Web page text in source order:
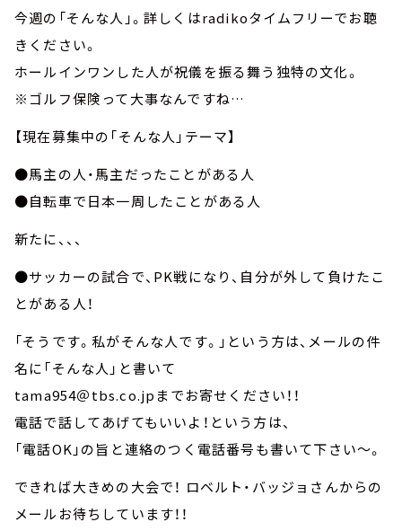
今週の「そんな人」。詳しくはradikoタイムフリーでお聴
きください。
ホールインワンした人が祝儀を振る舞う独特の文化。
※ゴルフ保険って大事なんですね…
【現在募集中の「そんな人」テーマ】
●馬主の人・馬主だったことがある人
●自転車で日本一周したことがある人
新たに、、、
●サッカーの試合で、PK戦になり、自分が外して負けたこ
とがある人！
「そうです。私がそんな人です。」という方は、メールの件
名に「そんな人」と書いて
tama954＠tbs.co.jpまでお寄せください！！
電話で話してあげてもいいよ！という方は、
「電話OK」の旨と連絡のつく電話番号も書いて下さい～。
できれば大きめの大会で！ ロベルト・バッジョさんからの
メールお待ちしています！！